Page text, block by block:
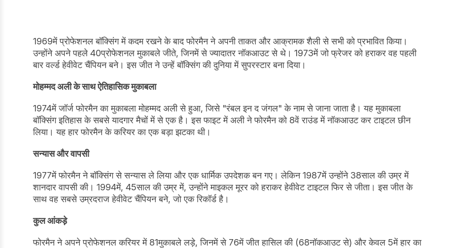
1969में प्रोफेशनल बॉक्सिंग में कदम रखने के बाद फोरमैन ने अपनी ताकत और आक्रामक शैली से सभी को प्रभावित किया।
उन्होंने अपने पहले 40प्रोफेशनल मुकाबले जीते, जिनमें से ज्यादातर नॉकआउट से थे। 1973में जो फ्रेजर को हराकर वह पहली
बार वर्ल्ड हेवीवेट चैंपियन बने। इस जीत ने उन्हें बॉक्सिंग की दुनिया में सुपरस्टार बना दिया।
मोहम्मद अली के साथ ऐतिहासिक मुकाबला
1974में जॉर्ज फोरमैन का मुकाबला मोहम्मद अली से हुआ, जिसे "रंबल इन द जंगल" के नाम से जाना जाता है। यह मुकाबला
बॉक्सिंग इतिहास के सबसे यादगार मैचों में से एक है। इस फाइट में अली ने फोरमैन को 8वें राउंड में नॉकआउट कर टाइटल छीन
लिया। यह हार फोरमैन के करियर का एक बड़ा झटका थी।
सन्यास और वापसी
1977में फोरमैन ने बॉक्सिंग से सन्यास ले लिया और एक धार्मिक उपदेशक बन गए। लेकिन 1987में उन्होंने 38साल की उम्र में
शानदार वापसी की। 1994में, 45साल की उम्र में, उन्होंने माइकल मूरर को हराकर हेवीवेट टाइटल फिर से जीता। इस जीत के
साथ वह सबसे उम्रदराज हेवीवेट चैंपियन बने, जो एक रिकॉर्ड है।
कुल आंकड़े
फोरमैन ने अपने प्रोफेशनल करियर में 81मुकाबले लड़े, जिनमें से 76में जीत हासिल की (68नॉकआउट से) और केवल 5में हार का